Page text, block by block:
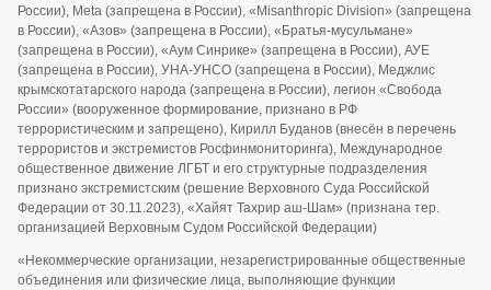
России), Meta (запрещена в России), «Misanthropic Division» (запрещена
в России), «Азов» (запрещена в России), «Братья-мусульмане»
(запрещена в России), «Аум Синрике» (запрещена в России), АУЕ
(запрещена в России), УНА-УНСО (запрещена в России), Меджлис
крымскотатарского народа (запрещена в России), легион «Свобода
России» (вооруженное формирование, признано в РФ
террористическим и запрещено), Кирилл Буданов (внесён в перечень
террористов и экстремистов Росфинмониторинга), Международное
общественное движение ЛГБТ и его структурные подразделения
признано экстремистским (решение Верховного Суда Российской
Федерации от 30.11.2023), «Хайят Тахрир аш-Шам» (признана тер.
организацией Верховным Судом Российской Федерации)
«Некоммерческие организации, незарегистрированные общественные
объединения или физические лица, выполняющие функции